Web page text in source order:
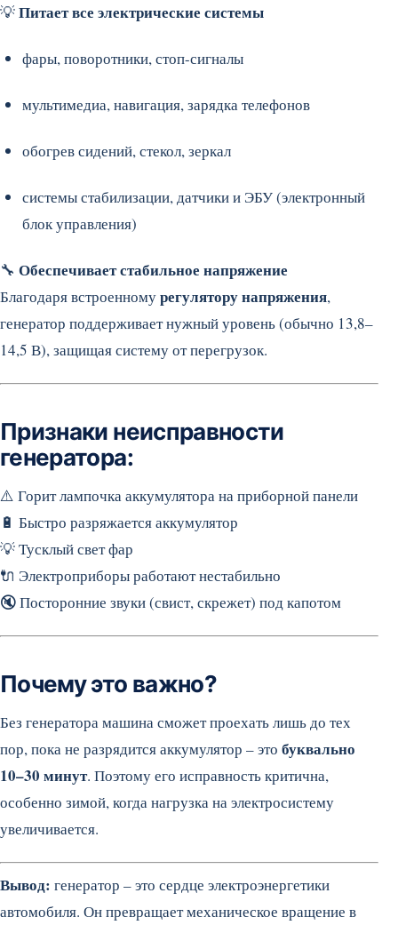
💡Питает все электрические системы
фары, поворотники, стоп-сигналы
мультимедиа, навигация, зарядка телефонов
обогрев сидений, стекол, зеркал
системы стабилизации, датчики и ЭБУ (электронный
блок управления)
🔧 Обеспечивает стабильное напряжение
Благодаря встроенномурегулятору напряжения,
генератор поддерживает нужный уровень (обычно 13,8–
14,5 В), защищая систему от перегрузок.
Признаки неисправности
генератора:
⚠️ Горит лампочка аккумулятора на приборной панели
🔋 Быстро разряжается аккумулятор
💡 Тусклый свет фар
🔌 Электроприборы работают нестабильно
🔇 Посторонние звуки (свист, скрежет) под капотом
Почему это важно?
Без генератора машина сможет проехать лишь до тех
пор, пока не разрядится аккумулятор – это буквально
10–30 минут. Поэтому его исправность критична,
особенно зимой, когда нагрузка на электросистему
увеличивается.
Вывод: генератор – это сердце электроэнергетики
автомобиля. Он превращает механическое вращение в